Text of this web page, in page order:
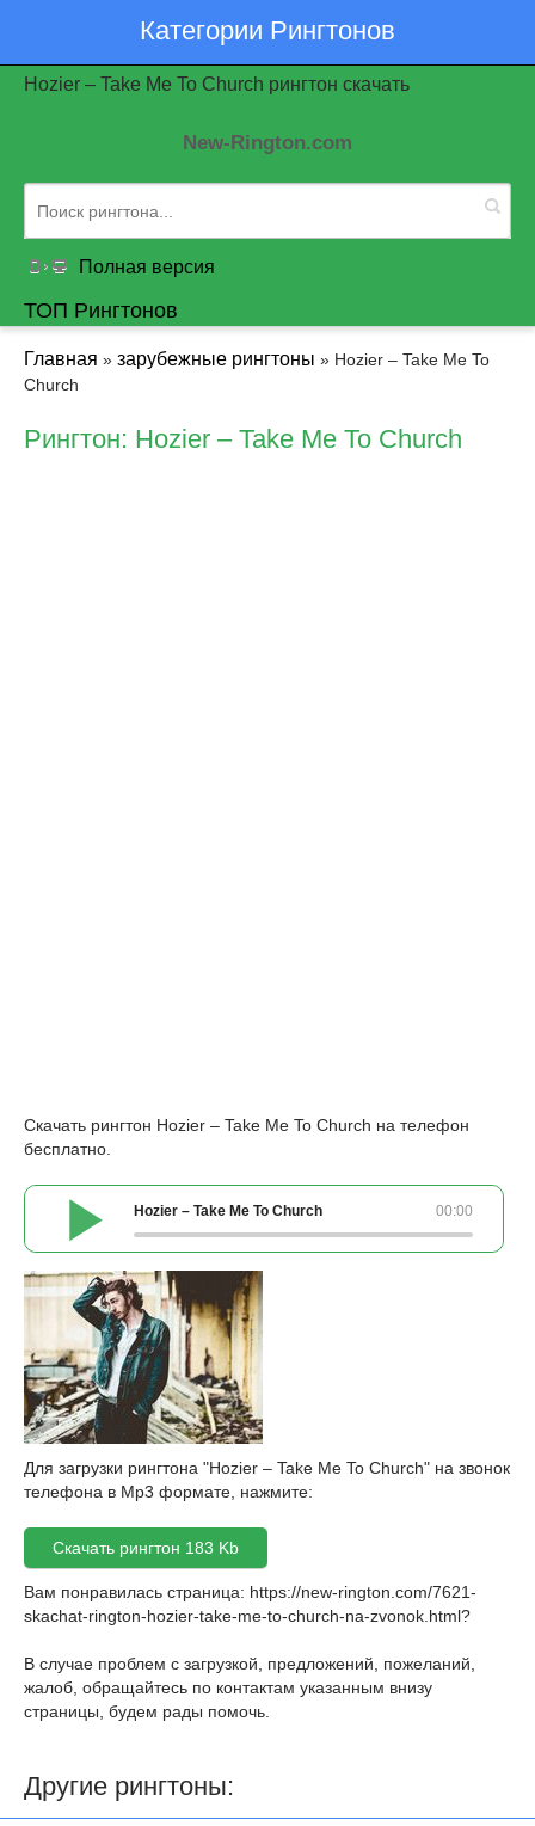
Категории Рингтонов
Hozier – Take Me To Church рингтон скачать
New-Rington.com
Полная версия
ТОП Рингтонов
Главная » зарубежные рингтоны » Hozier – Take Me To
Church
Рингтон: Hozier – Take Me To Church
Скачать рингтон Hozier – Take Me To Church на телефон
бесплатно.
00:00
Hozier – Take Me To Church
Для загрузки рингтона "Hozier – Take Me To Church" на звонок
телефона в Mp3 формате, нажмите:
Скачать рингтон 183 Kb
Вам понравилась страница: https://new-rington.com/7621-
skachat-rington-hozier-take-me-to-church-na-zvonok.html?
В случае проблем с загрузкой, предложений, пожеланий,
жалоб, обращайтесь по контактам указанным внизу
страницы, будем рады помочь.
Другие рингтоны: